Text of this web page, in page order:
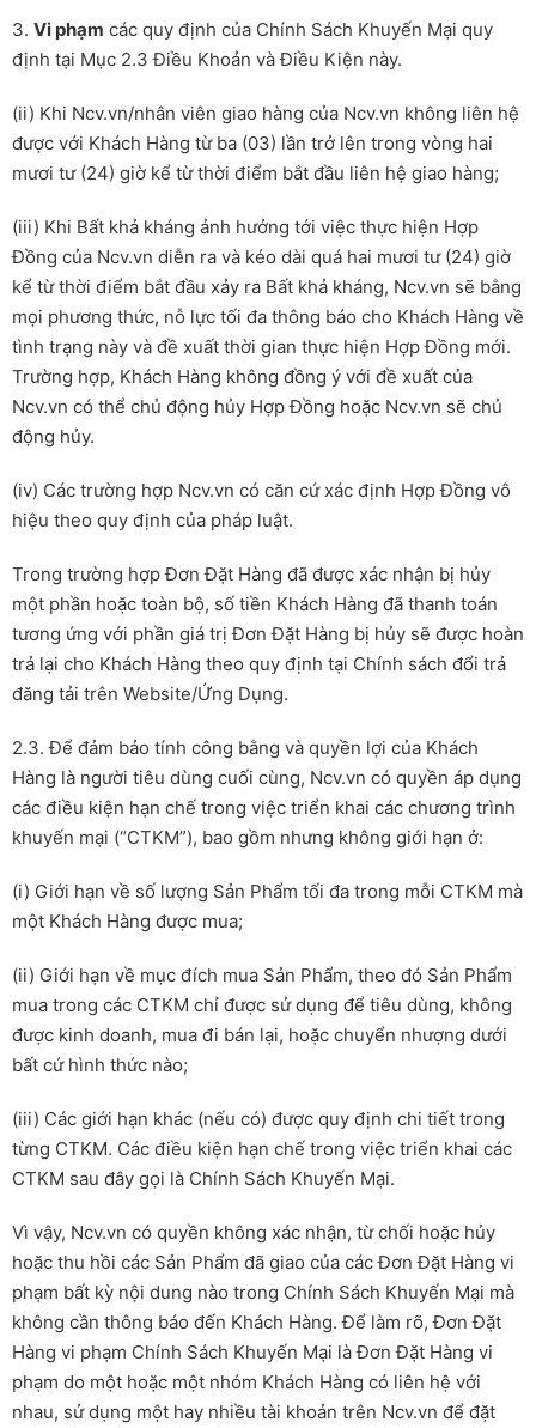
3. Vi phạm các quy định của Chính Sách Khuyến Mại quy
định tại Mục 2.3 Điều Khoản và Điều Kiện này.
(ii) Khi Ncv.vn/nhân viên giao hàng của Ncv.vn không liên hệ
được với Khách Hàng từ ba (03) lần trở lên trong vòng hai
mươi tư (24) giờ kể từ thời điểm bắt đầu liên hệ giao hàng;
(iii) Khi Bất khả kháng ảnh hưởng tới việc thực hiện Hợp
Đồng của Ncv.vn diễn ra và kéo dài quá hai mươi tư (24) giờ
kể từ thời điểm bắt đầu xảy ra Bất khả kháng, Ncv.vn sẽ bằng
mọi phương thức, nỗ lực tối đa thông báo cho Khách Hàng về
tình trạng này và đề xuất thời gian thực hiện Hợp Đồng mới.
Trường hợp, Khách Hàng không đồng ý với đề xuất của
Ncv.vn có thể chủ động hủy Hợp Đồng hoặc Ncv.vn sẽ chủ
động hủy.
(iv) Các trường hợp Ncv.vn có căn cứ xác định Hợp Đồng vô
hiệu theo quy định của pháp luật.
Trong trường hợp Đơn Đặt Hàng đã được xác nhận bị hủy
một phần hoặc toàn bộ, số tiền Khách Hàng đã thanh toán
tương ứng với phần giá trị Đơn Đặt Hàng bị hủy sẽ được hoàn
trả lại cho Khách Hàng theo quy định tại Chính sách đổi trả
đăng tải trên Website/Ứng Dụng.
2.3. Để đảm bảo tính công bằng và quyền lợi của Khách
Hàng là người tiêu dùng cuối cùng, Ncv.vn có quyền áp dụng
các điều kiện hạn chế trong việc triển khai các chương trình
khuyến mại (“CTKM”), bao gồm nhưng không giới hạn ở:
(i) Giới hạn về số lượng Sản Phẩm tối đa trong mỗi CTKM mà
một Khách Hàng được mua;
(ii) Giới hạn về mục đích mua Sản Phẩm, theo đó Sản Phẩm
mua trong các CTKM chỉ được sử dụng để tiêu dùng, không
được kinh doanh, mua đi bán lại, hoặc chuyển nhượng dưới
bất cứ hình thức nào;
(iii) Các giới hạn khác (nếu có) được quy định chi tiết trong
từng CTKM. Các điều kiện hạn chế trong việc triển khai các
CTKM sau đây gọi là Chính Sách Khuyến Mại.
Vì vậy, Ncv.vn có quyền không xác nhận, từ chối hoặc hủy
hoặc thu hồi các Sản Phẩm đã giao của các Đơn Đặt Hàng vi
phạm bất kỳ nội dung nào trong Chính Sách Khuyến Mại mà
không cần thông báo đến Khách Hàng. Để làm rõ, Đơn Đặt
Hàng vi phạm Chính Sách Khuyến Mại là Đơn Đặt Hàng vi
phạm do một hoặc một nhóm Khách Hàng có liên hệ với
nhau, sử dụng một hay nhiều tài khoản trên Ncv.vn để đặt